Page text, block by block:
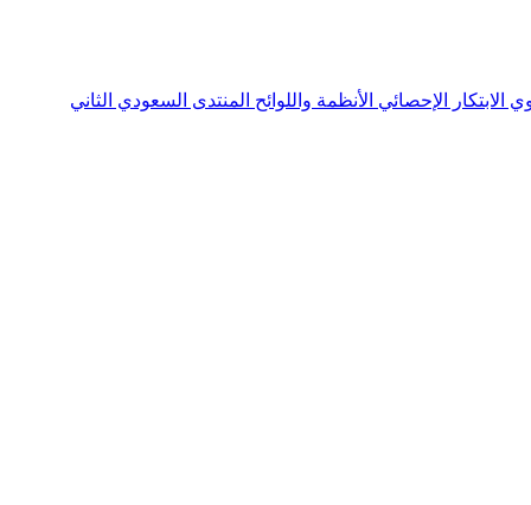
الابتكار الإحصائي الأنظمة واللوائح المنتدى السعودي الثاني